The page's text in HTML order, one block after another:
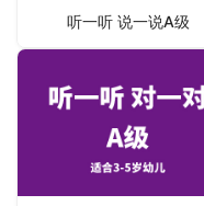
听一听 说一说A级